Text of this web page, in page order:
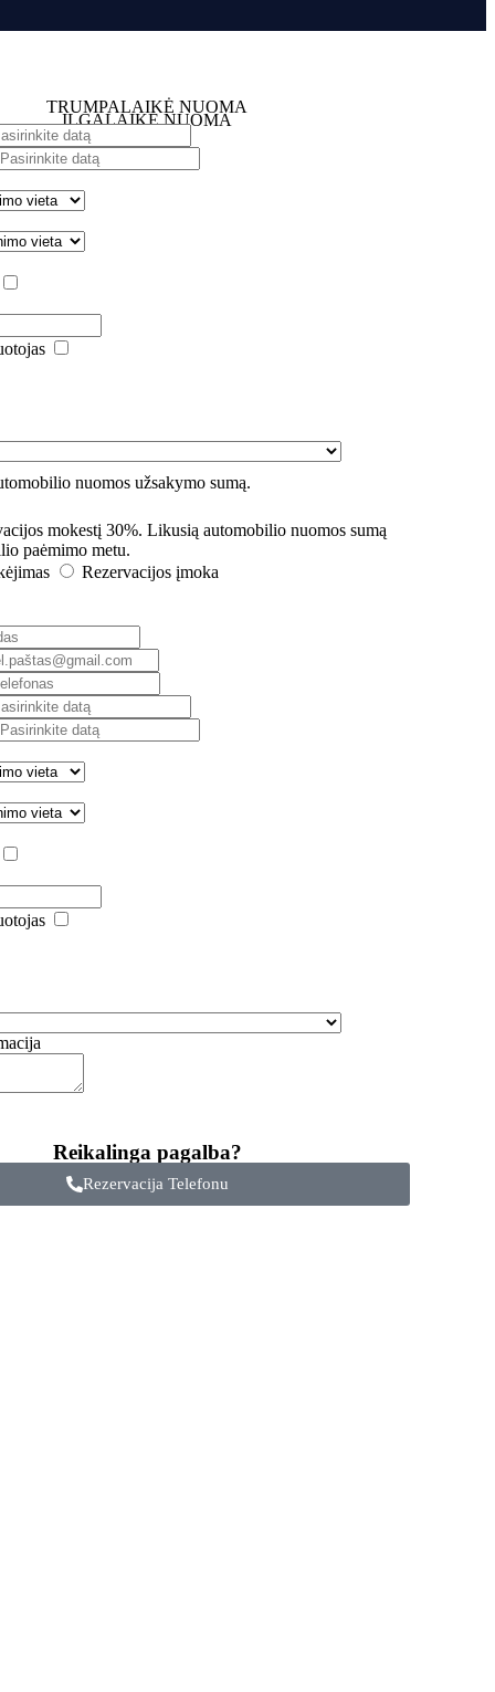
TRUMPALAIKĖ NUOMA
ILGALAIKĖ NUOMA
nuomos užsakymo sumą.
mokestį 30%. Likusią automobilio nuomos sumą
paėmimo metu.
Rezervacijos įmoka
Reikalinga pagalba?
Rezervacija Telefonu